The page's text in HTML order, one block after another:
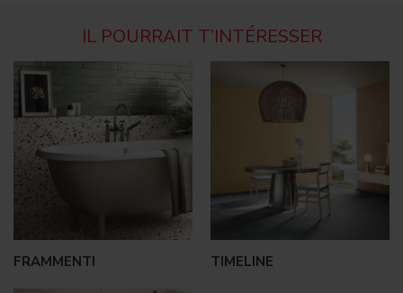
IL POURRAIT T’INTÉRESSER
FRAMMENTI TIMELINE